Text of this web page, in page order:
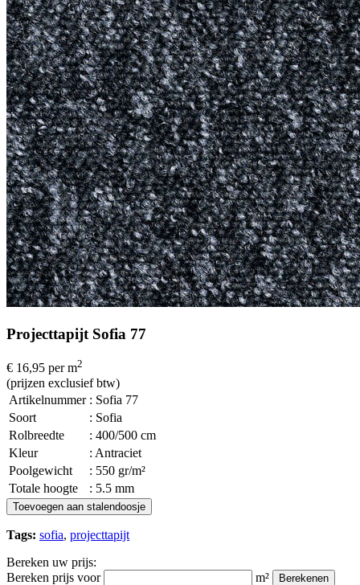
Projecttapijt Sofia 77
€ 16,95 per m2
(prijzen exclusief btw)
Artikelnummer : Sofia 77
Soort
: Sofia
Rolbreedte
: 400/500 cm
Kleur
: Antraciet
Poolgewicht
: 550 gr/m²
Totale hoogte
: 5.5 mm
Toevoegen aan stalendoosje
Tags: sofia, projecttapijt
Bereken uw prijs:
Bereken prijs voor
m² Berekenen